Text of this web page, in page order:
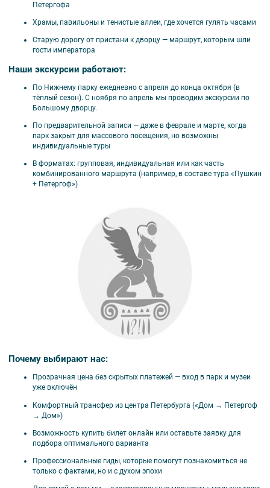
Петергофа
Храмы, павильоны и тенистые аллеи, где хочется гулять часами
Старую дорогу от пристани к дворцу — маршрут, которым шли
гости императора
Наши экскурсии работают:
По Нижнему парку ежедневно с апреля до конца октября (в
тёплый сезон). С ноября по апрель мы проводим экскурсии по
Большому дворцу.
По предварительной записи — даже в феврале и марте, когда
парк закрыт для массового посещения, но возможны
индивидуальные туры
В форматах: групповая, индивидуальная или как часть
комбинированного маршрута (например, в составе тура «Пушкин
+ Петергоф»)
Почему выбирают нас:
Прозрачная цена без скрытых платежей — вход в парк и музеи
уже включён
Комфортный трансфер из центра Петербурга («Дом → Петергоф
→ Дом»)
Возможность купить билет онлайн или оставьте заявку для
подбора оптимального варианта
Профессиональные гиды, которые помогут познакомиться не
только с фактами, но и с духом эпохи